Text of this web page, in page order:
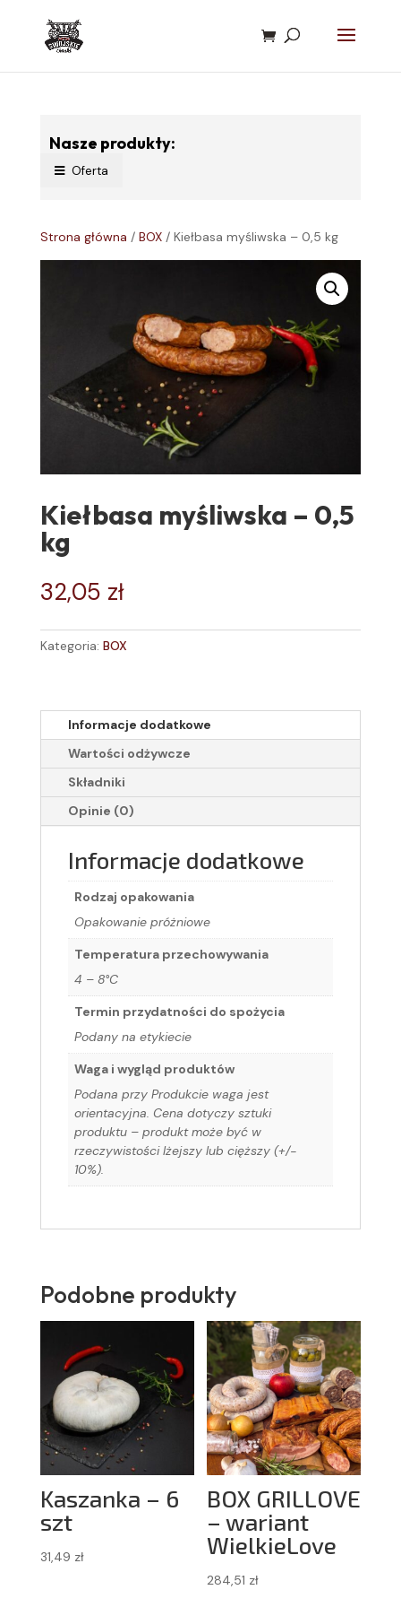
Nasze produkty:
Oferta
Strona główna / BOX/ Kiełbasa myśliwska – 0,5 kg
Kiełbasa myśliwska – 0,5
kg
32,05 zł
Kategoria: BOX
Informacje dodatkowe
Wartości odżywcze
Składniki
Opinie (0)
Informacje dodatkowe
Rodzaj opakowania
Opakowanie próżniowe
Temperatura przechowywania
4 – 8°C
Termin przydatności do spożycia
Podany na etykiecie
Waga i wygląd produktów
Podana przy Produkcie waga jest
orientacyjna. Cena dotyczy sztuki
produktu – produkt może być w
rzeczywistości lżejszy lub cięższy (+/-
10%).
Podobne produkty
Kaszanka – 6
szt
31,49 zł
BOX GRILLOVE
– wariant
WielkieLove
284,51 zł